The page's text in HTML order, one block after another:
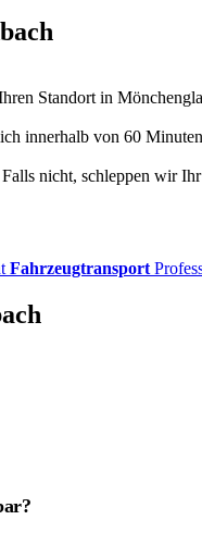
Standort in
innerhalb von 60
nicht, schleppen wir
Fahrzeugtransport